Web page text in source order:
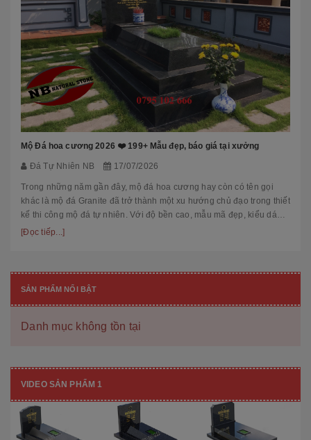
Mộ Đá hoa cương 2026 ❤️ 199+ Mẫu đẹp, báo giá tại xưởng
Đá Tự Nhiên NB 17/07/2026
Trong những năm gần đây, mộ đá hoa cương hay còn có tên gọi
khác là mộ đá Granite đã trở thành một xu hướng chủ đạo trong thiết
kế thi công mộ đá tự nhiên. Với độ bền cao, mẫu mã đẹp, kiểu dáng
hiệ...
[Đọc tiếp...]
SẢN PHẨM NỔI BẬT
Danh mục không tồn tại
VIDEO SẢN PHẨM 1